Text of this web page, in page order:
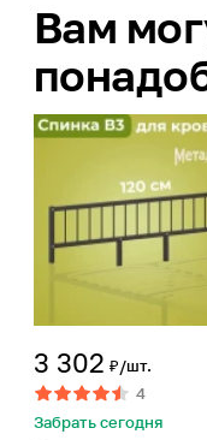
Вам
3 302 ₽/шт.
4
Забрать сегодня